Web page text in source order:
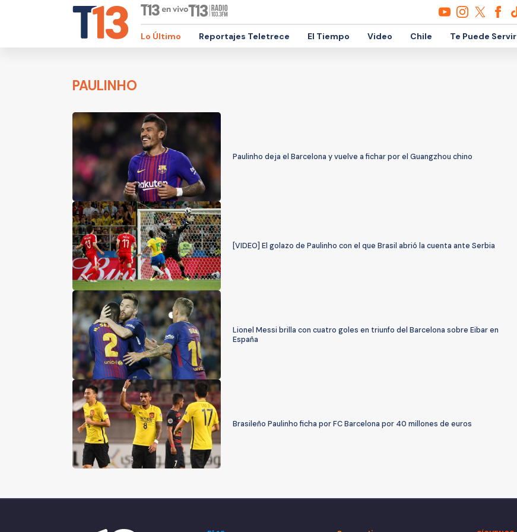
Lo Último Reportajes Teletrece El Tiempo Video Chile Te Puede Servir
PAULINHO
Paulinho deja el Barcelona y vuelve a fichar por el Guangzhou chino
[VIDEO] El golazo de Paulinho con el que Brasil abrió la cuenta ante Serbia
Lionel Messi brilla con cuatro goles en triunfo del Barcelona sobre Eibar en
España
Brasileño Paulinho ficha por FC Barcelona por 40 millones de euros